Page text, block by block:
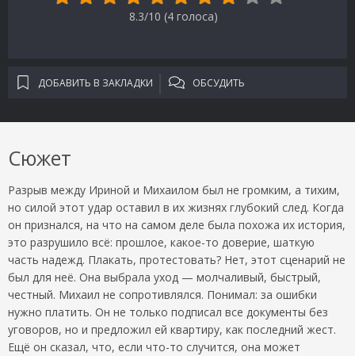
8.3/10 (4 голоса)
ДОБАВИТЬ В ЗАКЛАДКИ ОБСУДИТЬ
Сюжет
Разрыв между Ириной и Михаилом был не громким, а тихим,
но силой этот удар оставил в их жизнях глубокий след. Когда
он признался, на что на самом деле была похожа их история,
это разрушило всё: прошлое, какое-то доверие, шаткую
часть надежд. Плакать, протестовать? Нет, этот сценарий не
был для неё. Она выбрала уход — молчаливый, быстрый,
честный. Михаил не сопротивлялся. Понимал: за ошибки
нужно платить. Он не только подписал все документы без
уговоров, но и предложил ей квартиру, как последний жест.
Ещё он сказал, что, если что-то случится, она может